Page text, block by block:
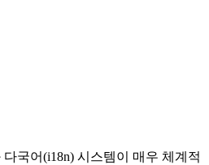
국어(i18n) 시스템이 매우 체계적